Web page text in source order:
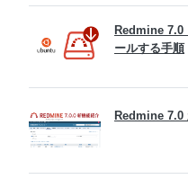
Redmine 7.0
ールする手順
Redmine 7.0